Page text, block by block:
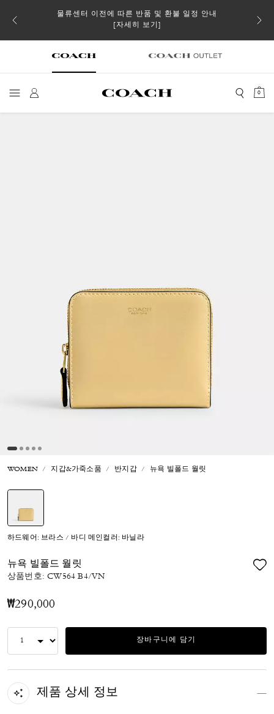
스트
물류센터 이전에 따른 반품 및 환불 일정 안내
[자세히 보기]
일부
0
WOMEN 지갑&가죽소품 반지갑 뉴욕 빌폴드 월릿
하드웨어: 브라스 / 바디 메인컬러: 바닐라
뉴욕 빌폴드 월릿
상품번호:CW564 B4/VN
₩290,000
장바구니에 담기
제품 상세 정보